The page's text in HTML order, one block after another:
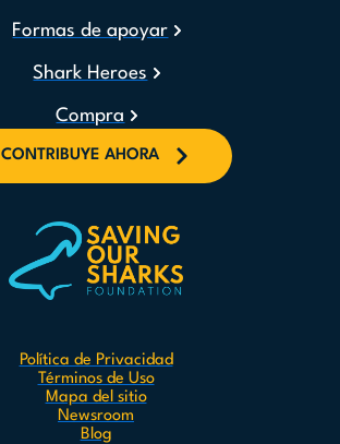
Formas de apoyar
Shark Heroes
Compra
CONTRIBUYE AHORA
Política de Privacidad
Términos de Uso
Mapa del sitio
Newsroom
Blog